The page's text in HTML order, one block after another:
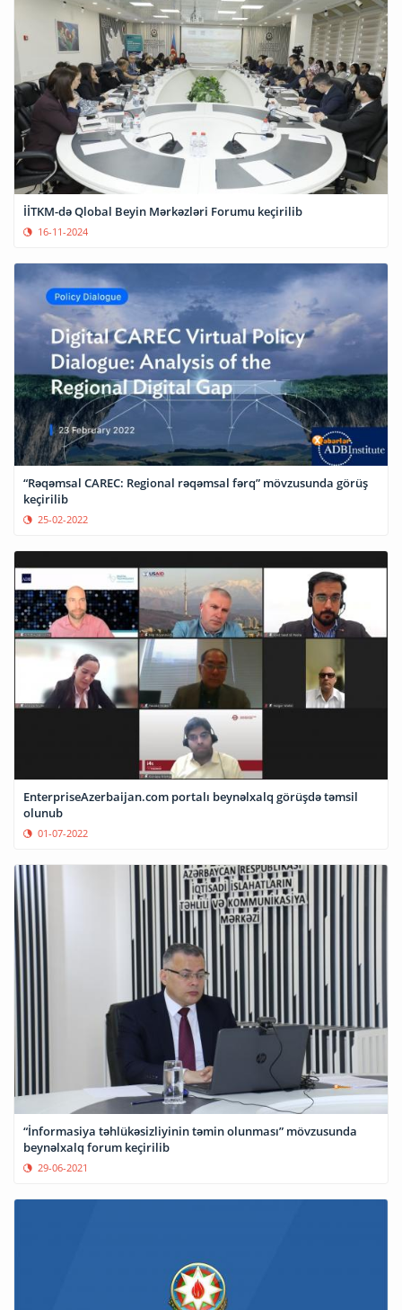
İİTKM-də Qlobal Beyin Mərkəzləri Forumu keçirilib
16-11-2024
“Rəqəmsal CAREC: Regional rəqəmsal fərq” mövzusunda görüş
keçirilib
25-02-2022
EnterpriseAzerbaijan.com portalı beynəlxalq görüşdə təmsil
olunub
01-07-2022
“İnformasiya təhlükəsizliyinin təmin olunması” mövzusunda
beynəlxalq forum keçirilib
29-06-2021